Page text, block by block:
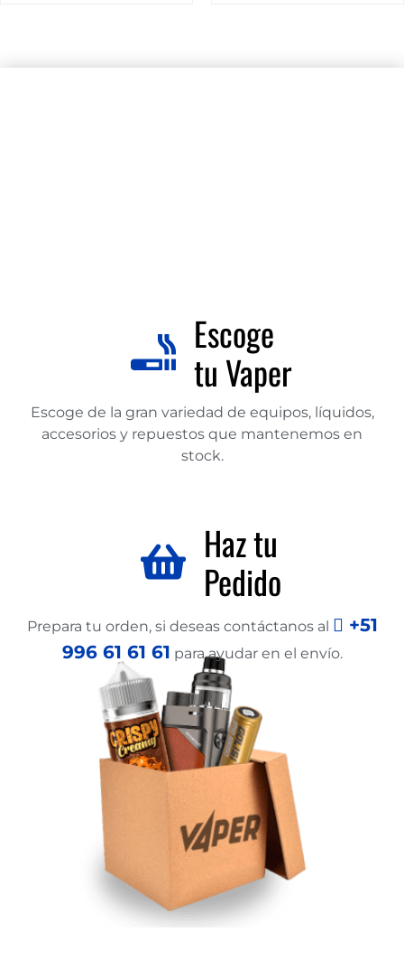
Escoge
tu Vaper
Escoge de la gran variedad de equipos, líquidos,
accesorios y repuestos que mantenemos en
stock.
Haz tu
Pedido
Prepara tu orden, si deseas contáctanos al
+51
996 61 61 61 para ayudar en el envío.